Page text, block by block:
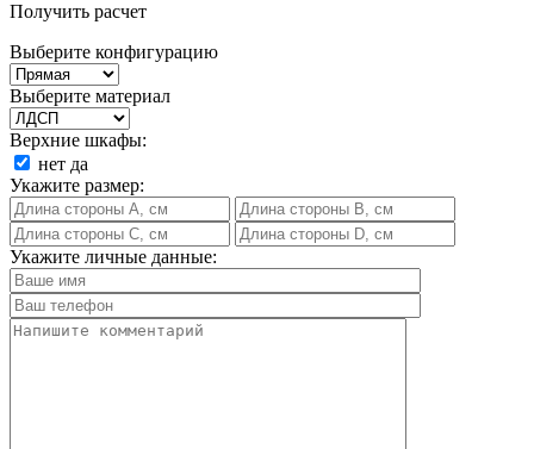
Получить расчет
Выберите конфигурацию
Выберите материал
Верхние шкафы:
нет да
Укажите размер:
Укажите личные данные: